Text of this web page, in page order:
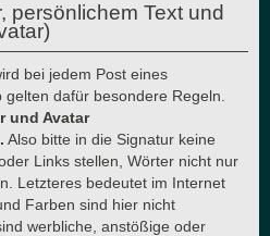
persönlichem Text und
bei jedem Post eines
dafür besondere Regeln.
und Avatar
Also bitte in die Signatur keine
Links stellen, Wörter nicht nur
Letzteres bedeutet im Internet
Farben sind hier nicht
werbliche, anstößige oder